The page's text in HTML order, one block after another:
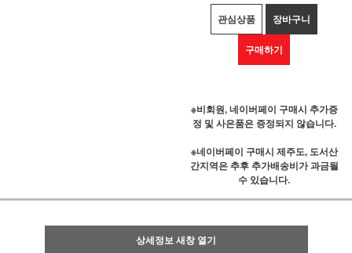
관심상품 장바구니
구매하기
※비회원, 네이버페이 구매시 추가증
정 및 사은품은 증정되지 않습니다.
※네이버페이 구매시 제주도, 도서산
간지역은 추후 추가배송비가 과금될
수 있습니다.
상세정보 새창 열기